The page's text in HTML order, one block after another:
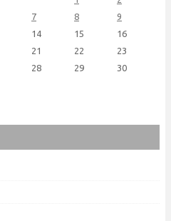
7 8
9
14 15
16
21 22
23
28 29
30